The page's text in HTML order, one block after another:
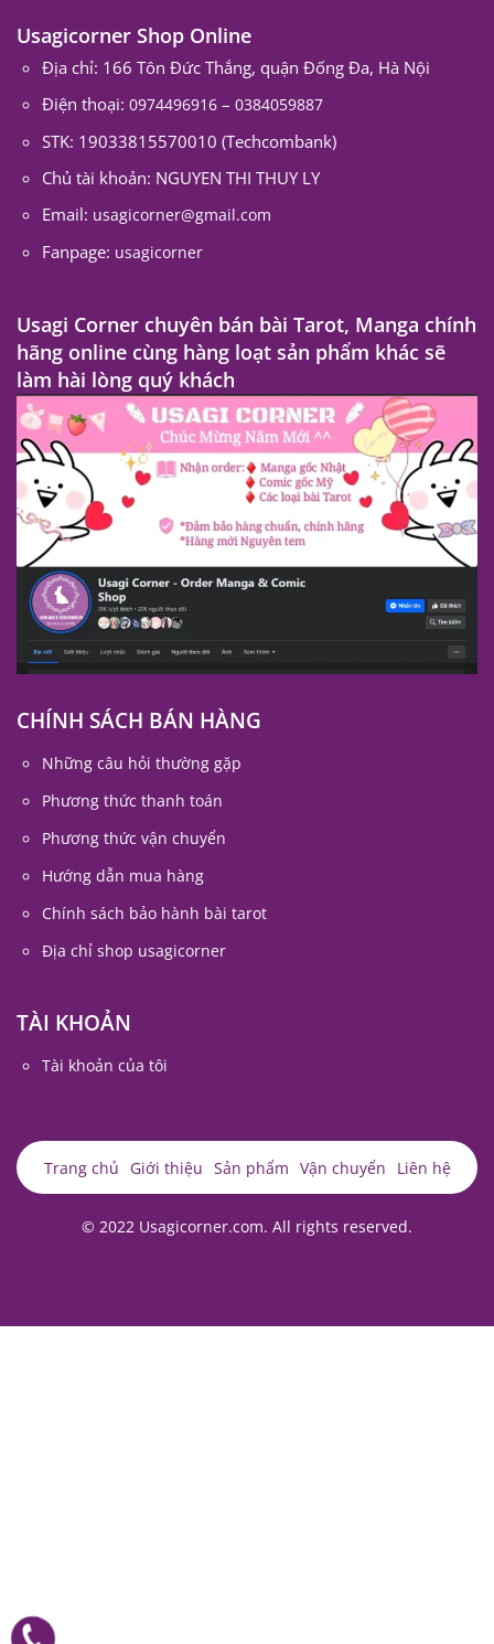
Usagicorner Shop Online
Địa chỉ: 166 Tôn Đức Thắng, quận Đống Đa, Hà Nội
Điện thoại: 0974496916 – 0384059887
STK: 19033815570010 (Techcombank)
Chủ tài khoản: NGUYEN THI THUY LY
Email: usagicorner@gmail.com
Fanpage: usagicorner
Usagi Corner chuyên bán bài Tarot, Manga chính
hãng online cùng hàng loạt sản phẩm khác sẽ
làm hài lòng quý khách
CHÍNH SÁCH BÁN HÀNG
Những câu hỏi thường gặp
Phương thức thanh toán
Phương thức vận chuyển
Hướng dẫn mua hàng
Chính sách bảo hành bài tarot
Địa chỉ shop usagicorner
TÀI KHOẢN
Tài khoản của tôi
Trang chủ Giới thiệu Sản phẩm Vận chuyển Liên hệ
© 2022 Usagicorner.com. All rights reserved.